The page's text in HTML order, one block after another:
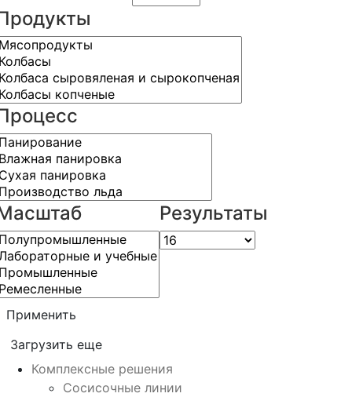
Результаты
Применить
Загрузить еще
Комплексные решения
Сосисочные линии